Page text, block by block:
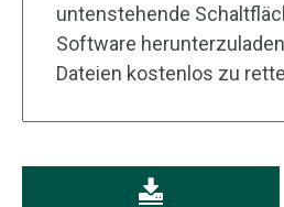
untenstehende
Software
Dateien kostenlos zu